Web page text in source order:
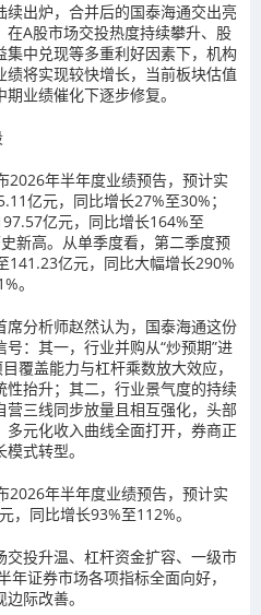
出炉，合并后的国泰海通交出亮
A股市场交投热度持续攀升、股
中兑现等多重利好因素下，机构
将实现较快增长，当前板块估值
业绩催化下逐步修复。
年半年度业绩预告，预计实
亿元，同比增长27%至30%；
亿元，同比增长164%至
新高。从单季度看，第二季度预
141.23亿元，同比大幅增长290%
。
分析师赵然认为，国泰海通这份
：其一，行业并购从“炒预期”进
覆盖能力与杠杆乘数放大效应，
抬升；其二，行业景气度的持续
三线同步放量且相互强化，头部
元化收入曲线全面打开，券商正
式转型。
年半年度业绩预告，预计实
，同比增长93%至112%。
投升温、杠杆资金扩容、一级市
证券市场各项指标全面向好，
际改善。